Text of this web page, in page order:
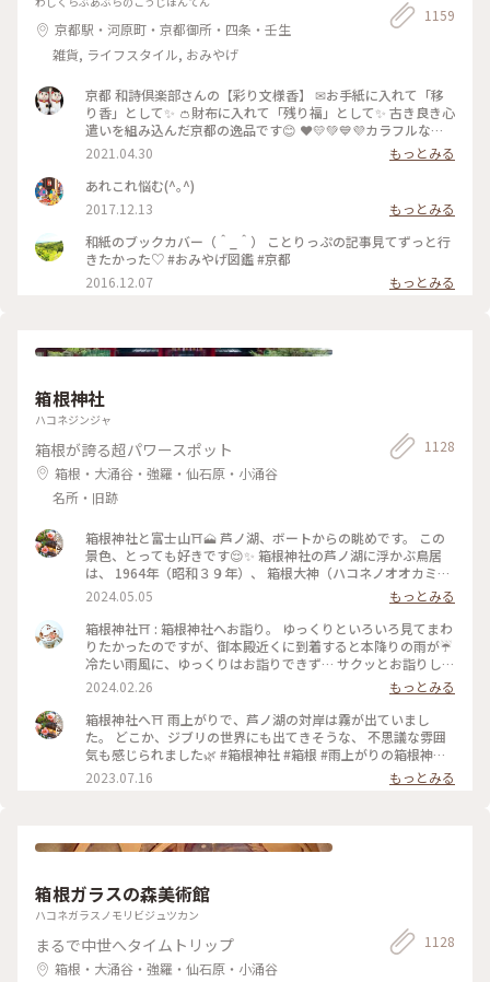
で、噂に違わぬ味でした。ぬくもりの森で癒やされた後の腹ご
しらえにオススメです。 #静岡 #ぬくもりの森 #癒し旅
京都駅・河原町・京都御所・四条・壬生
雑貨, ライフスタイル, おみやげ
1159
京都 和詩倶楽部さんの【彩り文様香】 ✉お手紙に入れて「移
り香」として✨ 👛財布に入れて「残り福」として✨ 古き良き心
遣いを組み込んだ京都の逸品です😊 ❤️💛💚💙💜カラフルな可
愛い「京もの」 持ってるだけで幸せな気持ちになりますよ〜(*
´ᵕ`*) ❁❀✿✾🤍香りは 白檀🤍❁❀✿✾ 伝統文様の説明は写真5
枚目を見てくださいね✨ * 白檀はふくよかで優美さを兼ね備え
高貴な心打つ香りがします(*´˘`*)♡♡♡ 大好きな香りです(｡･
ω･｡)❁。🌼.*･ﾟ .ﾟ･*. * 古代より人の心を捉え 和らげてきた香
り。 お寺にいるような落ち着いた気持ちになります😌 * 今日
で4月も最終日。 過ぎ行く春を名残惜しみ 桜のお香をたきまし
た･:*:･(*´ｴ｀*)･:*:･ 🌸桜だけど 白檀の香りです😆 🐱にゃんこ
のお香立てを見せたかったの〜😜 * 我慢がまんの連休ですが
ども教えていただきました〜😍 Webショップでも買えます
⤵︎ ︎下のスポットから ことりっぷさんの記事がご覧になれます
よ😊 * #花を愉しむ #ことりっぷ京都 #京都 #和紙 #彩り文様香
#包み香 #和詩倶楽部 #わしくらぶ #お土産 #おみやげ #おみや
げ図鑑 #お香 #白檀 #和紙 #こもりっぷ仙台 #カメラ #カメラ初
心者🔰 #fumitubu
2021.04.30
もっとみる
あれこれ悩む(^｡^)
2017.12.13
もっとみる
和紙のブックカバー（＾_＾） ことりっぷの記事見てずっと行
きたかった♡ #おみやげ図鑑 #京都
2016.12.07
もっとみる
箱根神社
ハコネジンジャ
箱根が誇る超パワースポット
箱根・大涌谷・強羅・仙石原・小涌谷
名所・旧跡
1128
箱根神社と富士山⛩️🗻 芦ノ湖、ボートからの眺めです。 この
景色、とっても好きです😌✨ 箱根神社の芦ノ湖に浮かぶ鳥居
は、 1964年（昭和３９年）、 箱根大神（ハコネノオオカミ）
御鎮座 １２００年と東京オリンピック開催を奉祝記念し、
「平和」の扁額が掲げられたそうです。 講和条約の全権特命大
使として調印した 吉田茂元首相が書かれたそうで、 それ以来
「平和の鳥居」と親しまれています。 この「平和」の文字は、
芦ノ湖側からしか見られないので、 見た時はおおぉ〜✨と感動
しました😊 #箱根神社 #芦ノ湖 #平和の鳥居 #GW #春色さがし
2024.05.05
もっとみる
箱根神社⛩️ : 箱根神社へお詣り。 ゆっくりといろいろ見てまわ
りたかったのですが、御本殿近くに到着すると本降りの雨が☔️
冷たい雨風に、ゆっくりはお詣りできず… サクッとお詣りして
車に戻りました😭 : 九頭竜神社の新宮もあって見所満載です
が、景色の写真も撮れず…残念でした😢 いろいろ後悔が残る…
また箱根に来たら、もう一度ちゃんとお詣りしに来たいです✨
木々や苔の緑が綺麗で癒されました🌿 : 平日なのにたくさんの
人がいました。 御朱印もたくさん待つかな？と思ったけれど、
意外にも待っている人はいなくて、すぐにいただくことができ
ました。 : 特に良い写真もないのですが、旅の思い出投稿でし
のミルキーな毎日
2024.02.26
もっとみる
箱根神社へ⛩ 雨上がりで、芦ノ湖の対岸は霧が出ていまし
た。 どこか、ジブリの世界にも出てきそうな、 不思議な雰囲
気も感じられました🌿 #箱根神社 #箱根 #雨上がりの箱根神社
#私のことりっぷ旅 #美しい町
2023.07.16 もっとみる
箱根ガラスの森美術館
ハコネガラスノモリビジュツカン
まるで中世へタイムトリップ
箱根・大涌谷・強羅・仙石原・小涌谷
1128